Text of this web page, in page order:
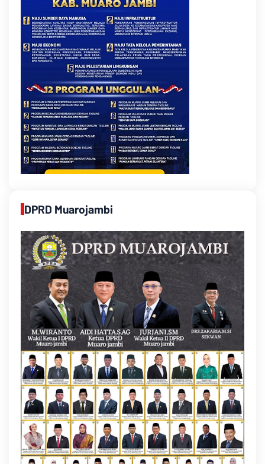
DPRD Muarojambi